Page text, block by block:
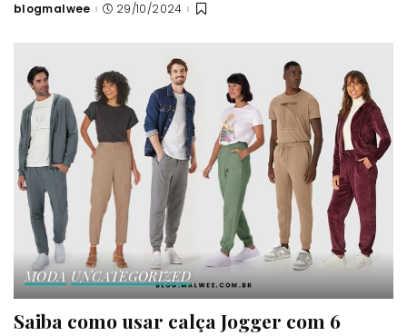
Posted
blogmalwee 29/10/2024
MODA UNCATEGORIZED
Saiba como usar calça Jogger com 6